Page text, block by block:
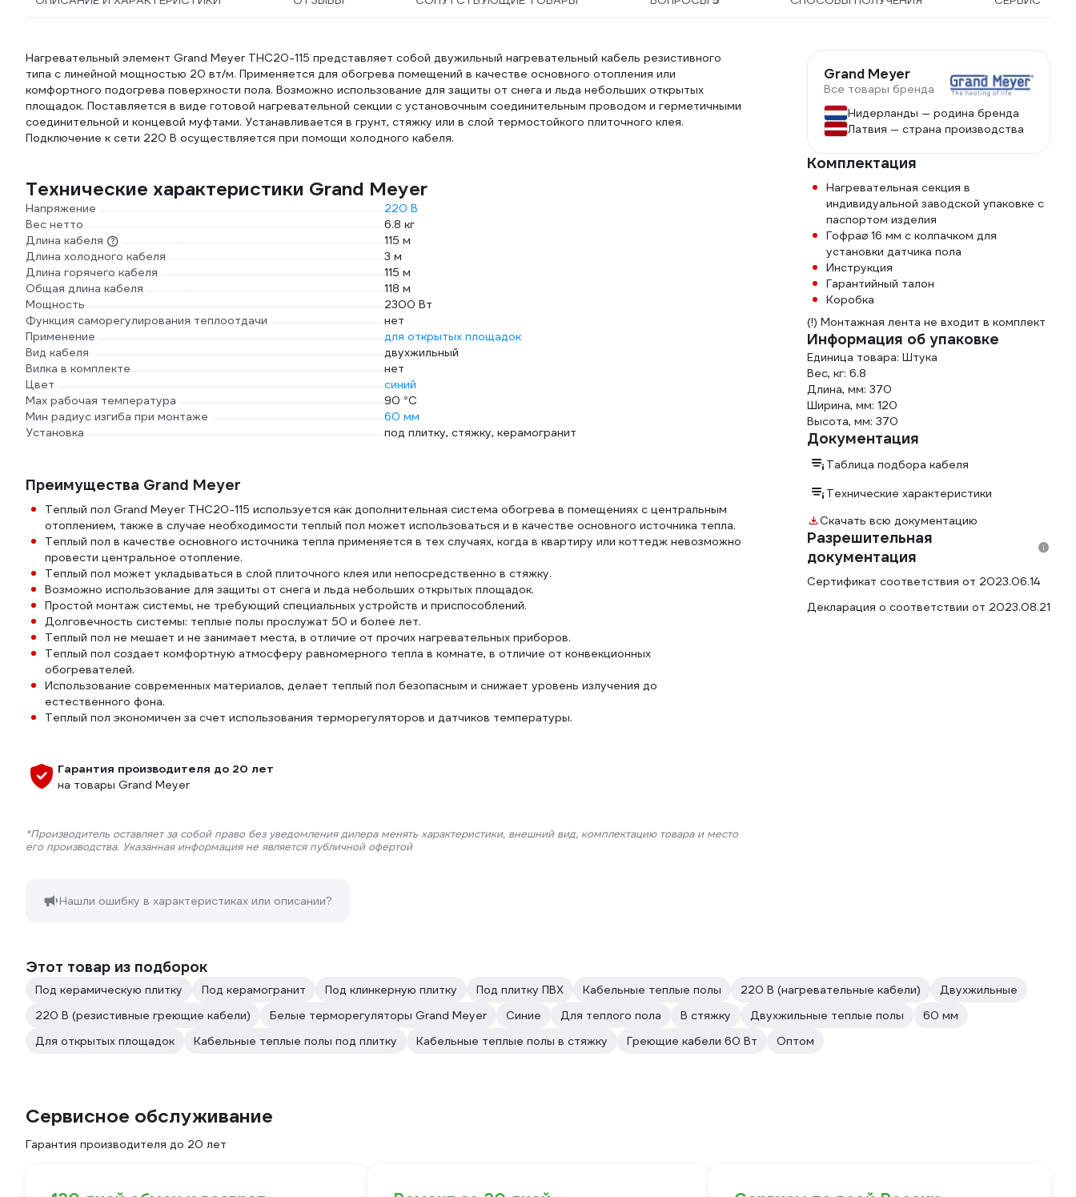
Нагревательный элемент Grand Meyer THC20-115 представляет собой двужильный нагревательный кабель резистивного
типа с линейной мощностью 20 вт/м. Применяется для обогрева помещений в качестве основного отопления или
комфортного подогрева поверхности пола. Возможно использование для защиты от снега и льда небольших открытых
площадок. Поставляется в виде готовой нагревательной секции с установочным соединительным проводом и герметичными
соединительной и концевой муфтами. Устанавливается в грунт, стяжку или в слой термостойкого плиточного клея.
Подключение к сети 220 В осуществляется при помощи холодного кабеля.
Технические характеристики Grand Meyer
Напряжение
220 В
Вес нетто
6.8 кг
Длина кабеля
115 м
Длина холодного кабеля
3 м
Длина горячего кабеля
115 м
Общая длина кабеля
118 м
Мощность
2300 Вт
Функция саморегулирования теплоотдачи
нет
Применение
для открытых площадок
Вид кабеля
двухжильный
Вилка в комплекте
нет
Цвет
синий
Max рабочая температура
90 °С
Мин радиус изгиба при монтаже
60 мм
Установка
под плитку, стяжку, керамогранит
Преимущества Grand Meyer
Теплый пол Grand Meyer THC20-115 используется как дополнительная система обогрева в помещениях с центральным
отоплением, также в случае необходимости теплый пол может использоваться и в качестве основного источника тепла.
Теплый пол в качестве основного источника тепла применяется в тех случаях, когда в квартиру или коттедж невозможно
провести центральное отопление.
Теплый пол может укладываться в слой плиточного клея или непосредственно в стяжку.
Возможно использование для защиты от снега и льда небольших открытых площадок.
Простой монтаж системы, не требующий специальных устройств и приспособлений.
Долговечность системы: теплые полы прослужат 50 и более лет.
Теплый пол не мешает и не занимает места, в отличие от прочих нагревательных приборов.
Теплый пол создает комфортную атмосферу равномерного тепла в комнате, в отличие от конвекционных
обогревателей.
Использование современных материалов, делает теплый пол безопасным и снижает уровень излучения до
естественного фона.
Теплый пол экономичен за счет использования терморегуляторов и датчиков температуры.
Гарантия производителя до 20 лет
на товары Grand Meyer
*Производитель оставляет за собой право без уведомления дилера менять характеристики, внешний вид, комплектацию товара и место
его производства. Указанная информация не является публичной офертой
Нашли ошибку в характеристиках или описании?
Grand Meyer
Все товары бренда
Нидерланды — родина бренда
Латвия — страна производства
Комплектация
Нагревательная секция в
индивидуальной заводской упаковке с
паспортом изделия
Гофра⌀ 16 мм с колпачком для
установки датчика пола
Инструкция
Гарантийный талон
Коробка
(!) Монтажная лента не входит в комплект
Информация об упаковке
Единица товара: Штука
Вес, кг: 6.8
Длина, мм: 370
Ширина, мм: 120
Высота, мм: 370
Документация
Таблица подбора кабеля
Технические характеристики
Скачать всю документацию
Разрешительная
документация
Сертификат соответствия от 2023.06.14
Декларация о соответствии от 2023.08.21
Этот товар из подборок
Под керамическую плитку Под керамогранит Под клинкерную плитку Под плитку ПВХ Кабельные теплые полы 220 В (нагревательные кабели)
Двухжильные
220 В (резистивные греющие кабели)
Белые терморегуляторы Grand Meyer Синие Для теплого пола В стяжку Двухжильные теплые полы
60 мм
Для открытых площадок
Кабельные теплые полы под плитку Кабельные теплые полы в стяжку Греющие кабели 60 Вт Оптом
Сервисное обслуживание
Гарантия производителя до 20 лет